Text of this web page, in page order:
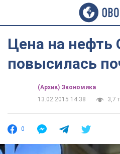
Цена на нефть
повысилась
(Архив) Экономика
13.02.2015 14:38
3,7
0